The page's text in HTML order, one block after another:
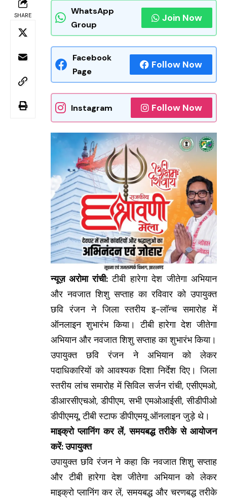
SHARE
WhatsApp
Group
Join Now
Facebook
Page
Follow Now
Instagram Follow Now
न्यूज़ अरोमा रांची:टीबी हारेगा देश जीतेगा अभियान
और नवजात शिशु सप्ताह का रविवार को उपायुक्त
छवि रंजन ने जिला स्तरीय इ-लॉन्च समारोह में
ऑनलाइन शुभारंभ किया। टीबी हारेगा देश जीतेगा
अभियान और नवजात शिशु सप्ताह का शुभारंभ किया।
उपायुक्त छवि रंजन ने अभियान को लेकर
पदाधिकारियों को आवश्यक दिशा निर्देश दिए। जिला
स्तरीय लांच समारोह में सिविल सर्जन रांची, एसीएमओ,
डीआरसीएचओ, डीपीएम, सभी एमओआईसी, सीडीपीओ
डीपीएमयू, टीबी स्टाफ डीपीएमयू ऑनलाइन जुड़े थे।
माइक्रो प्लानिंग कर लें, समयबद्ध तरीके से आयोजन
करें: उपायुक्त
उपायुक्त छवि रंजन ने कहा कि नवजात शिशु सप्ताह
और टीबी हारेगा देश जीतेगा अभियान को लेकर
माइक्रो प्लानिंग कर लें, समयबद्ध और चरणबद्ध तरीके